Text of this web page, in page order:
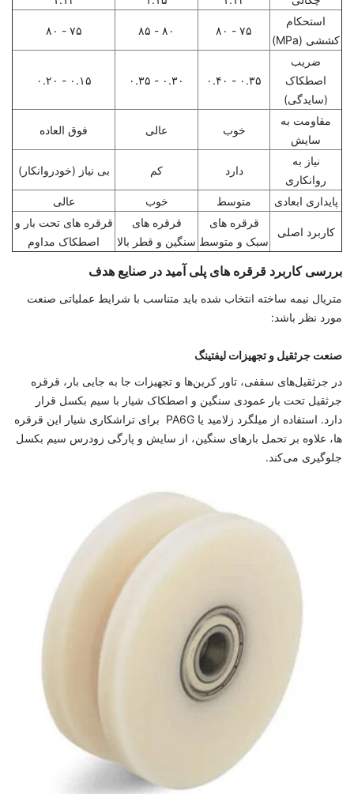
استحکام
کششی (MPa)
۷۵ - ۸۰ ۸۰ - ۸۵ ۷۵ - ۸۰
ضریب
اصطکاک
(سایدگی)
۰.۳۵ - ۰.۴۰ ۰.۳۰ - ۰.۳۵ ۰.۱۵ - ۰.۲۰
مقاومت به
سایش
خوب عالی فوق ‌العاده
نیاز به
روانکاری
دارد کم بی ‌نیاز (خودروانکار)
پایداری ابعادی متوسط خوب عالی
کاربرد اصلی
قرقره‌ های
سبک و متوسط
قرقره ‌های
سنگین و قطر بالا
قرقره ‌های تحت بار و
اصطکاک مداوم
بررسی کاربرد قرقره ‌های پلی آمید در صنایع هدف
متریال نیمه ‌ساخته انتخاب ‌شده باید متناسب با شرایط عملیاتی صنعت
مورد نظر باشد:
صنعت جرثقیل و تجهیزات لیفتینگ
در جرثقیل‌های سقفی، تاور کرین‌ها و تجهیزات جا به‌ جایی بار، قرقره
جرثقیل تحت بار عمودی سنگین و اصطکاک شیار با سیم بکسل قرار
دارد. استفاده از میلگرد زلامید یا PA6G برای تراشکاری شیار این قرقره
‌ها، علاوه بر تحمل بارهای سنگین، از سایش و پارگی زودرس سیم بکسل
جلوگیری می‌کند.